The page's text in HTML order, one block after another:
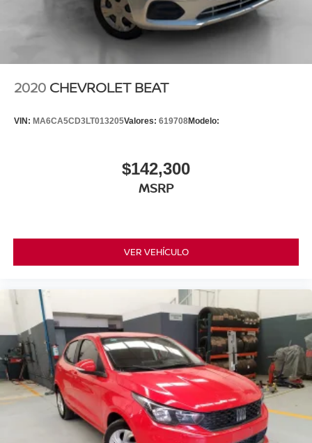
2020 CHEVROLET BEAT
VIN: MA6CA5CD3LT013205Valores: 619708Modelo:
$142,300
MSRP
VER VEHÍCULO